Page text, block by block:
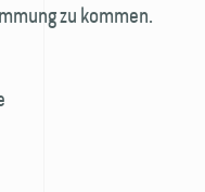
zu kommen.